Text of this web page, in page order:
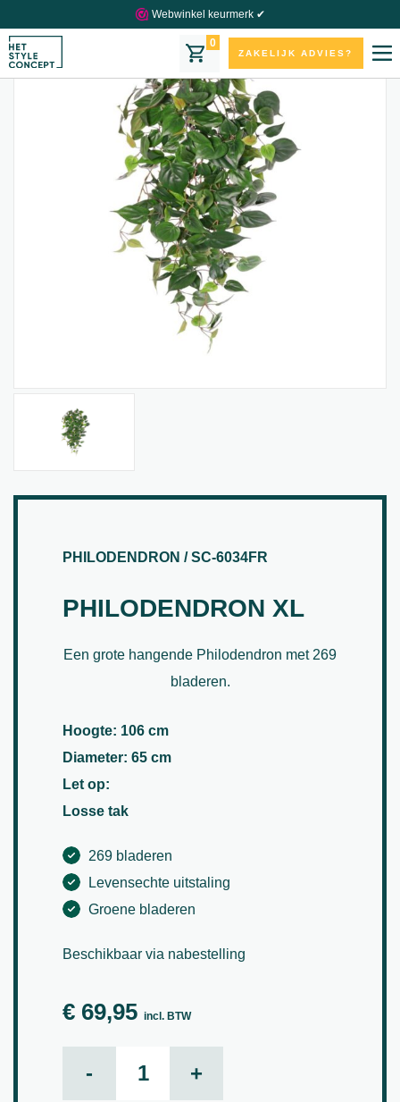
Webwinkel keurmerk ✔
0
ZAKELIJK ADVIES?
PHILODENDRON / SC-6034FR
PHILODENDRON XL
Een grote hangende Philodendron met 269
bladeren.
Hoogte: 106 cm
Diameter: 65 cm
Let op:
Losse tak
269 bladeren
Levensechte uitstaling
Groene bladeren
Beschikbaar via nabestelling
€ 69,95 incl. BTW
- +